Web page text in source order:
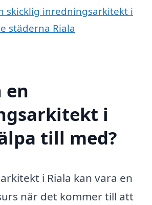
skicklig inredningsarkitekt i
städerna Riala
en
i
till med?
i Riala kan vara en
när det kommer till att